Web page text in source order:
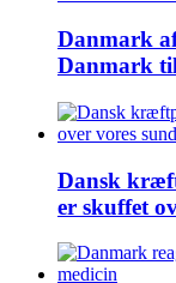
Danmark
Danmark
Dansk
er skuffet